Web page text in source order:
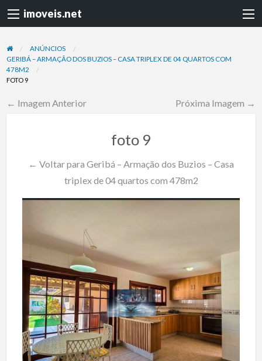
imoveis.net
ANÚNCIOS
GERIBÁ – ARMAÇÃO DOS BUZIOS – CASA TRIPLEX DE 04 QUARTOS COM
478M2
FOTO 9
← Imagem Anterior Próxima Imagem →
foto 9
← Voltar para Geribá – Armação dos Buzios – Casa
triplex de 04 quartos com 478m2